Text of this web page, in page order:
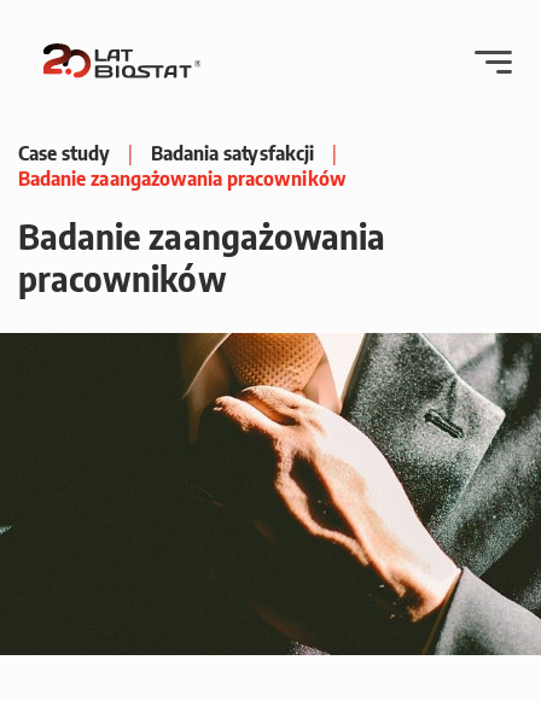
Case study Badania satysfakcji
Badanie zaangażowania pracowników
Badanie zaangażowania
pracowników